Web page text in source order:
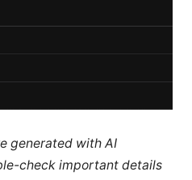
generated with AI
check important details